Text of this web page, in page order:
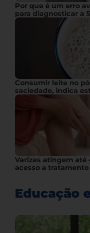
Por que é um erro
para diagnosticar a
Consumir leite no
saciedade, indica
Varizes atingem até
acesso a
Educação